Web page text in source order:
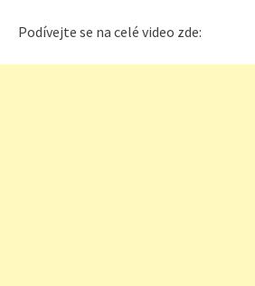
Podívejte se na celé video zde: